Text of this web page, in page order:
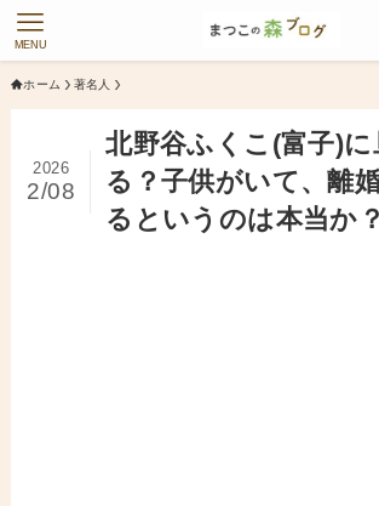
MENU
ホーム 著名人
北野谷ふくこ(富子)
る？子供がいて、離
るというのは本当か？
2026
2/08